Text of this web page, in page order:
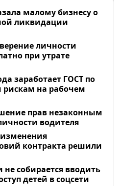
малому бизнесу о
ликвидации
личности
при утрате
заработает ГОСТ по
на рабочем
прав незаконным
водителя
контракта решили
собирается вводить
детей в соцсети